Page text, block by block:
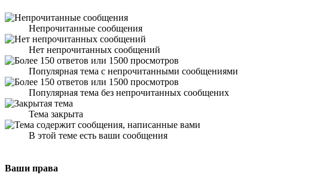
Непрочитанные сообщения
Нет непрочитанных сообщений
Популярная тема с непрочитанными сообщениями
Популярная тема без непрочитанных сообщених
Тема закрыта
В этой теме есть ваши сообщения
Ваши права